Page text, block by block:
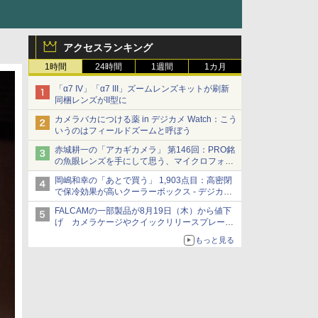
アクセスランキング
1時間 24時間 1週間 1カ月
「α7 IV」「α7 III」ズームレンズキットが刷新
同梱レンズがII型に
カメラバカにつける薬 in デジカメ Watch：こう
いうのはフィールドズームと呼ぼう
赤城耕一の「アカギカメラ」 第146回：PRO銘
の魚眼レンズを手にして思う、マイクロフォー
サーズへの期待と可能性
岡嶋和幸の「あとで買う」 1,903点目：高密閉
で保冷効果が高いクーラーボックス - デジカメ
Watch
FALCAMの一部製品が8月19日（木）から値下
げ カメラケージやクイックリリースプレート
もっと見る